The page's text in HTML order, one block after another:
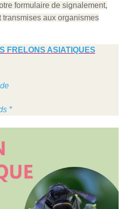
formulaire de signalement,
transmises aux organismes
FRELONS ASIATIQUES
*